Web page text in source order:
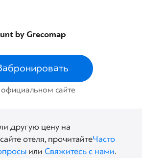
by Grecomap
сайте
другую цену на
отеля, прочитайтеЧасто
или Свяжитесь с нами.